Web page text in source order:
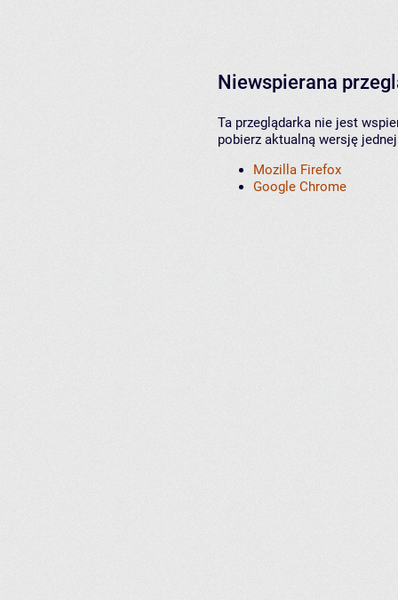
Niewspierana
Ta przeglądarka nie jest
pobierz aktualną wersję
Mozilla Firefox
Google Chrome